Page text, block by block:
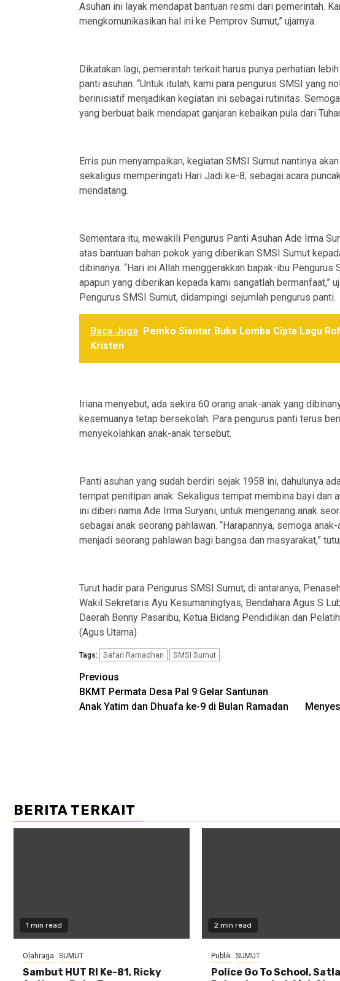
Asuhan ini layak mendapat bantuan resmi dari pemerintah.
mengkomunikasikan hal ini ke Pemprov Sumut,” ujarnya.
Dikatakan lagi, pemerintah terkait harus punya perhatian
panti asuhan. “Untuk itulah, kami para pengurus SMSI yang
berinisiatif menjadikan kegiatan ini sebagai rutinitas.
yang berbuat baik mendapat ganjaran kebaikan pula dari
Erris pun menyampaikan, kegiatan SMSI Sumut nantinya
sekaligus memperingati Hari Jadi ke-8, sebagai acara
mendatang.
Sementara itu, mewakili Pengurus Panti Asuhan Ade Irma
atas bantuan bahan pokok yang diberikan SMSI Sumut
dibinanya. “Hari ini Allah menggerakkan bapak-ibu Pengurus
apapun yang diberikan kepada kami sangatlah bermanfaat,”
Pengurus SMSI Sumut, didampingi sejumlah pengurus panti.
Baca Juga Pemko Siantar Buka Lomba Cipta Lagu
Kristen
Iriana menyebut, ada sekira 60 orang anak-anak yang
kesemuanya tetap bersekolah. Para pengurus panti terus
menyekolahkan anak-anak tersebut.
Panti asuhan yang sudah berdiri sejak 1958 ini, dahulunya
tempat penitipan anak. Sekaligus tempat membina bayi dan
ini diberi nama Ade Irma Suryani, untuk mengenang anak
sebagai anak seorang pahlawan. “Harapannya, semoga
menjadi seorang pahlawan bagi bangsa dan masyarakat,”
Turut hadir para Pengurus SMSI Sumut, di antaranya,
Wakil Sekretaris Ayu Kesumaningtyas, Bendahara Agus S
Daerah Benny Pasaribu, Ketua Bidang Pendidikan dan
(Agus Utama)
Tags: Safari Ramadhan SMSI Sumut
Post
navigation
Previous
BKMT Permata Desa Pal 9 Gelar Santunan
Anak Yatim dan Dhuafa ke-9 di Bulan Ramadan
BERITA TERKAIT
1 min read
Olahraga SUMUT
Sambut HUT RI Ke-81, Ricky
2 min read
Publik SUMUT
Police Go To School,